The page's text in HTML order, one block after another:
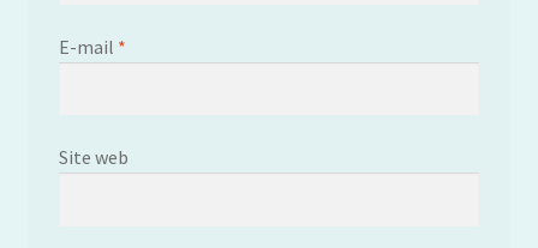
E-mail *
Site web